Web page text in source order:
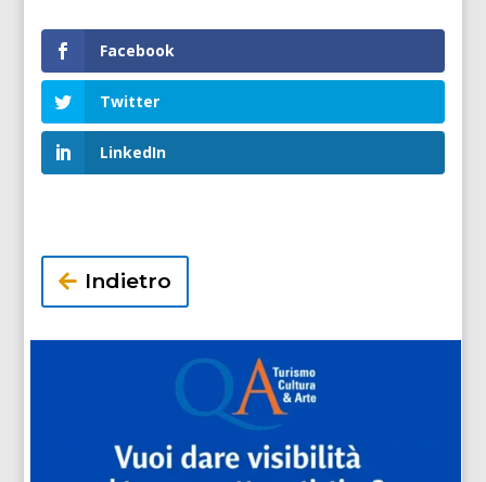
Facebook
Twitter
LinkedIn
Indietro